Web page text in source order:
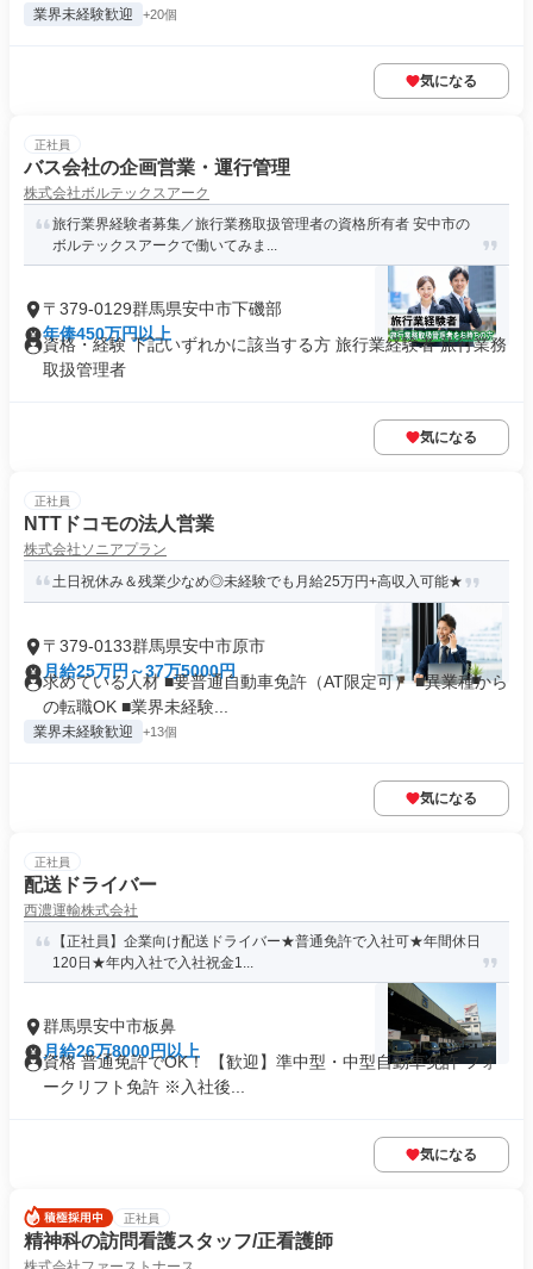
業界未経験歓迎 +20個
気になる
正社員
バス会社の企画営業・運行管理
株式会社ボルテックスアーク
旅行業界経験者募集／旅行業務取扱管理者の資格所有者 安中市の
ボルテックスアークで働いてみま...
〒379-0129群馬県安中市下磯部
年俸450万円以上
資格・経験 下記いずれかに該当する方 旅行業経験者 旅行業務
取扱管理者
気になる
正社員
NTTドコモの法人営業
株式会社ソニアプラン
土日祝休み＆残業少なめ◎未経験でも月給25万円+高収入可能★
〒379-0133群馬県安中市原市
月給25万円～37万5000円
求めている人材 ■要普通自動車免許（AT限定可） ■異業種から
の転職OK ■業界未経験...
業界未経験歓迎 +13個
気になる
正社員
配送ドライバー
西濃運輸株式会社
【正社員】企業向け配送ドライバー★普通免許で入社可★年間休日
120日★年内入社で入社祝金1...
群馬県安中市板鼻
月給26万8000円以上
資格 普通免許でOK！ 【歓迎】準中型・中型自動車免許 フォ
ークリフト免許 ※入社後...
気になる
正社員
精神科の訪問看護スタッフ/正看護師